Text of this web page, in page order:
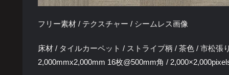
フリー素材 / テクスチャー / シームレス画像
床材 / タイルカーペット / ストライプ柄 / 茶色 / 市松張
2,000mmx2,000mm 16枚@500mm角 /